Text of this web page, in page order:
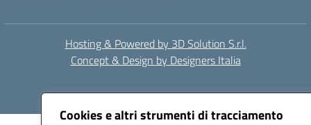
Cookies e altri strumenti di tracciamento
Hosting & Powered by 3D Solution S.r.l.
Concept & Design by Designers Italia